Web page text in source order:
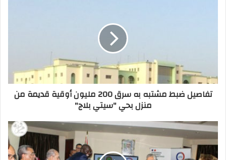
تفاصيل ضبط مشتبه به سرق 200 مليون أوقية قديمة من
منزل بحي "سيتي بلاج"